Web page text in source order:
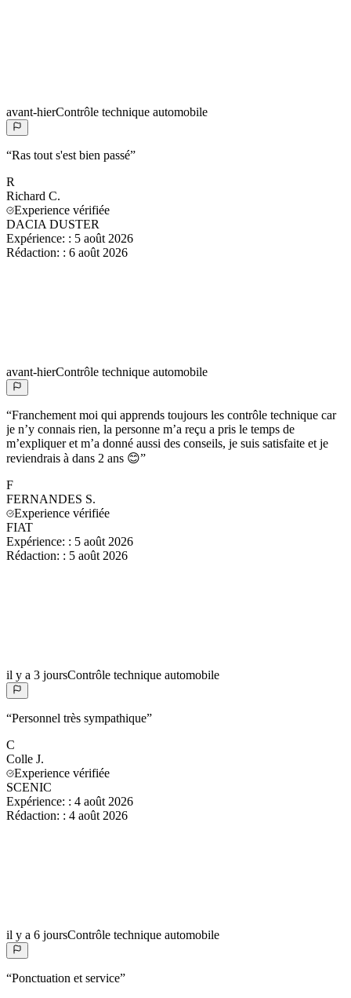
avant-hierContrôle technique automobile
“Ras tout s'est bien passé”
R
Richard C.
Experience vérifiée
DACIA DUSTER
Expérience: : 5 août 2026
Rédaction: : 6 août 2026
avant-hierContrôle technique automobile
“Franchement moi qui apprends toujours les contrôle technique car
je n’y connais rien, la personne m’a reçu a pris le temps de
m’expliquer et m’a donné aussi des conseils, je suis satisfaite et je
reviendrais à dans 2 ans 😊”
F
FERNANDES S.
Experience vérifiée
FIAT
Expérience: : 5 août 2026
Rédaction: : 5 août 2026
il y a 3 joursContrôle technique automobile
“Personnel très sympathique”
C
Colle J.
Experience vérifiée
SCENIC
Expérience: : 4 août 2026
Rédaction: : 4 août 2026
il y a 6 joursContrôle technique automobile
“Ponctuation et service”